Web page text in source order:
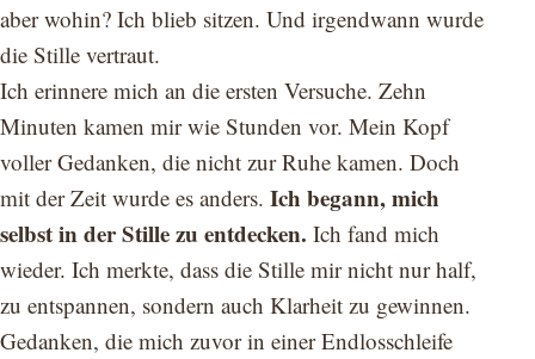
aber wohin? Ich blieb sitzen. Und irgendwann wurde
die Stille vertraut.
Ich erinnere mich an die ersten Versuche. Zehn
Minuten kamen mir wie Stunden vor. Mein Kopf
voller Gedanken, die nicht zur Ruhe kamen. Doch
mit der Zeit wurde es anders. Ich begann, mich
selbst in der Stille zu entdecken. Ich fand mich
wieder. Ich merkte, dass die Stille mir nicht nur half,
zu entspannen, sondern auch Klarheit zu gewinnen.
Gedanken, die mich zuvor in einer Endlosschleife